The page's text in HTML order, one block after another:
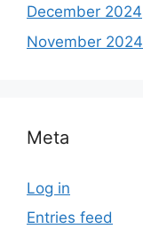
December 2024
November 2024
Meta
Log in
Entries feed